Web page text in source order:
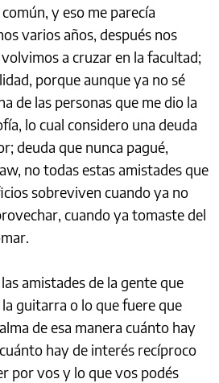
y eso me parecía
varios años, después nos
a cruzar en la facultad;
porque aunque ya no sé
de las personas que me dio la
lo cual considero una deuda
deuda que nunca pagué,
no todas estas amistades que
sobreviven cuando ya no
cuando ya tomaste del
amistades de la gente que
guitarra o lo que fuere que
de esa manera cuánto hay
hay de interés recíproco
por vos y lo que vos podés